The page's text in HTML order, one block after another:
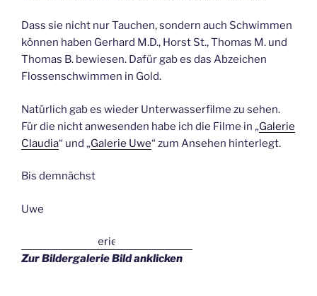
Dass sie nicht nur Tauchen, sondern auch Schwimmen
können haben Gerhard M.D., Horst St., Thomas M. und
Thomas B. bewiesen. Dafür gab es das Abzeichen
Flossenschwimmen in Gold.
Natürlich gab es wieder Unterwasserfilme zu sehen.
Für die nicht anwesenden habe ich die Filme in „Galerie
Claudia“ und „Galerie Uwe“ zum Ansehen hinterlegt.
Bis demnächst
Uwe
Zur Bildergalerie Bild anklicken